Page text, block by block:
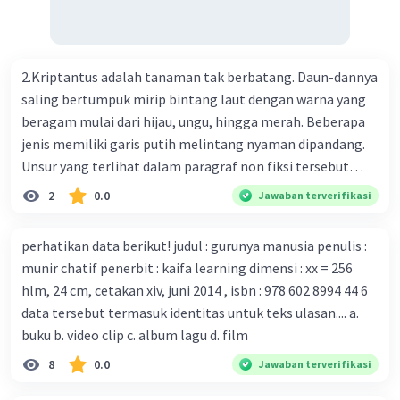
bersama sejumlah perusahaan biotek dan vaksin.
Beberapa waktu lalu, Kepala Laboratorium Identifikasi
Virus dari Institut Peter Doherty untuk Infeksi dan
kekebalan, Melbourne, Julian Druce, menyatakan mereka
mengembangkan virus Corona versi laboratorium dari
tubuh pasien yang terinfeksi untuk uji coba. Tanggapan
yang sesuai dengan berita tersebut adalah ... A.
serangan virus Corona dengan menemukan vaksin virus
tersebut. B. Para ilmuan perlu segera mempelajari virus
corona yang menjadi masalah besar bagi kesehatan dunia
karena persebarannya sangat cepat. C. Masyarakat perlu
mawas diri dan menjaga kesehatan dalam menghadapi
serangan virus corona yang mulai menyebar di Indonesia,
D. Virus corona menjadi masalah besar bagi kesehatan
2.Kriptantus adalah tanaman tak berbatang. Daun-dannya
saling bertumpuk mirip bintang laut dengan warna yang
beragam mulai dari hijau, ungu, hingga merah. Beberapa
jenis memiliki garis putih melintang nyaman dipandang.
Unsur yang terlihat dalam paragraf non fiksi tersebut
adalah... A. cara menyajikan isi buku B. bahasa yang
digunakan C. tokoh dan penokohan D. penyajian alur cerita
2 0.0 Jawaban terverifikasi
perhatikan data berikut! judul : gurunya manusia penulis :
munir chatif penerbit : kaifa learning dimensi : xx = 256
hlm, 24 cm, cetakan xiv, juni 2014 , isbn : 978 602 8994 44 6
data tersebut termasuk identitas untuk teks ulasan.... a.
buku b. video clip c. album lagu d. film
8 0.0 Jawaban terverifikasi